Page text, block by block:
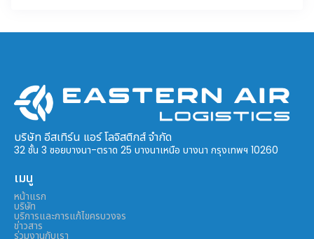
บริษัท อีสเทิร์น แอร์ โลจิสติกส์ จำกัด
32 ชั้น 3 ซอยบางนา-ตราด 25 บางนาเหนือ บางนา กรุงเทพฯ 10260
เมนู
หน้าแรก
บริษัท
บริการและการแก้ไขครบวงจร
ข่าวสาร
ร่วมงานกับเรา